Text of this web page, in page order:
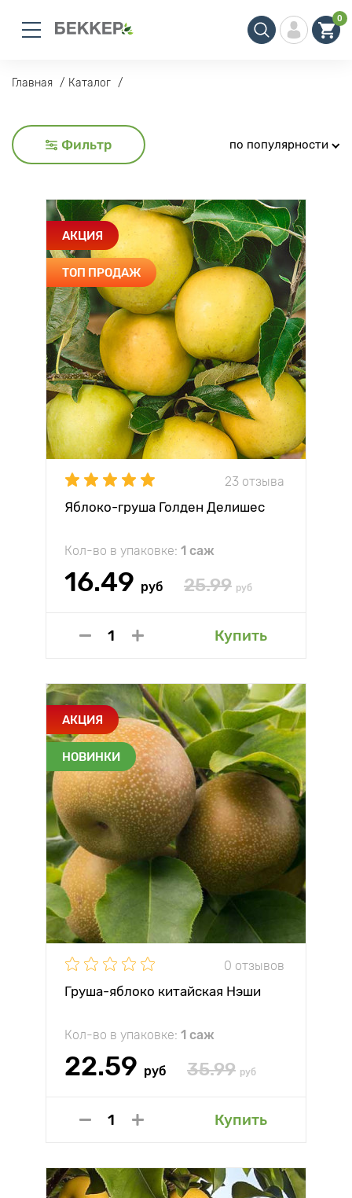
0
Главная Каталог
Фильтр по популярности
АКЦИЯ
ТОП ПРОДАЖ
23 отзыва
Яблоко-груша Голден Делишес
Кол-во в упаковке: 1 саж
16.49 руб 25.99 руб
Купить
АКЦИЯ
НОВИНКИ
0 отзывов
Груша-яблоко китайская Нэши
Кол-во в упаковке: 1 саж
22.59 руб 35.99 руб
Купить